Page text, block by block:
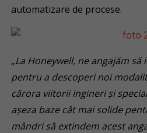
automatizare de procese.
„La Honeywell, ne angajăm
pentru a descoperi noi
cărora viitorii ingineri și
așeza baze cât mai solide
mândri să extindem acest